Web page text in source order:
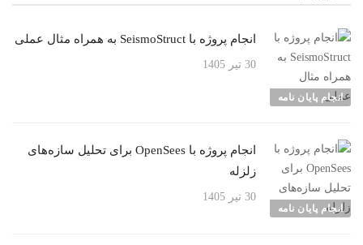
انجام پایان نامه
انجام پروژه با SeismoStruct به همراه مثال عملی
30 تیر 1405
انجام پایان نامه
انجام پروژه با OpenSees برای تحلیل سازه‌های
زلزله
30 تیر 1405